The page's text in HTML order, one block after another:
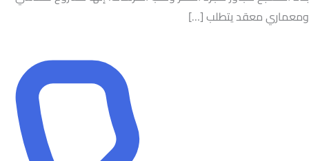
ومعماري معقد يتطلب […]